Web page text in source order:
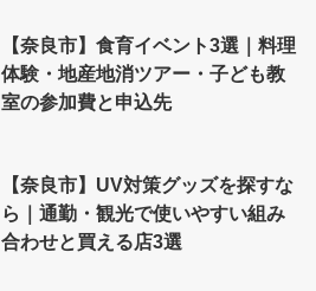
【奈良市】食育イベント3選｜料理
体験・地産地消ツアー・子ども教
室の参加費と申込先
【奈良市】UV対策グッズを探すな
ら｜通勤・観光で使いやすい組み
合わせと買える店3選